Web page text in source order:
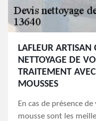
LAFLEUR
NETTOYAGE DE
TRAITEMENT
MOUSSES
En cas de présence
mousse sont les